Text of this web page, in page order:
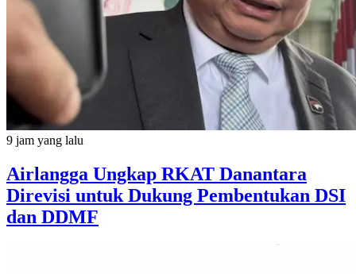
9 jam yang lalu
Airlangga Ungkap RKAT Danantara
Direvisi untuk Dukung Pembentukan DSI
dan DDMF